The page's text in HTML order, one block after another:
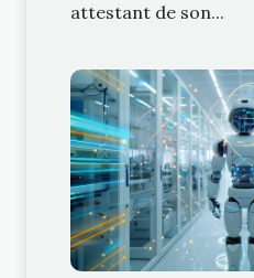
attestant de son...